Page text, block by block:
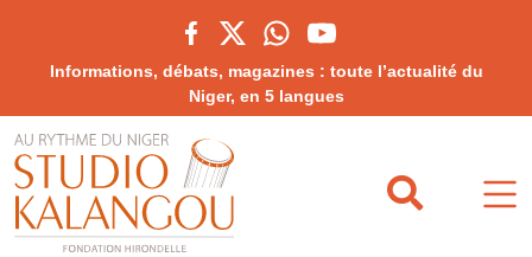
Informations, débats, magazines : toute l’actualité du
Niger, en 5 langues